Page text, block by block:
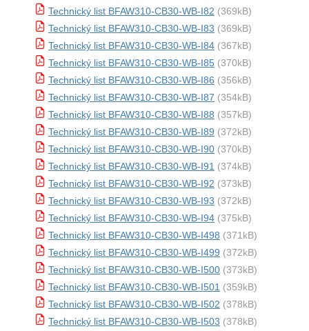
Technický list BFAW310-CB30-WB-I82 (369kB)
Technický list BFAW310-CB30-WB-I83 (369kB)
Technický list BFAW310-CB30-WB-I84 (367kB)
Technický list BFAW310-CB30-WB-I85 (370kB)
Technický list BFAW310-CB30-WB-I86 (356kB)
Technický list BFAW310-CB30-WB-I87 (354kB)
Technický list BFAW310-CB30-WB-I88 (357kB)
Technický list BFAW310-CB30-WB-I89 (372kB)
Technický list BFAW310-CB30-WB-I90 (370kB)
Technický list BFAW310-CB30-WB-I91 (374kB)
Technický list BFAW310-CB30-WB-I92 (373kB)
Technický list BFAW310-CB30-WB-I93 (372kB)
Technický list BFAW310-CB30-WB-I94 (375kB)
Technický list BFAW310-CB30-WB-I498 (371kB)
Technický list BFAW310-CB30-WB-I499 (372kB)
Technický list BFAW310-CB30-WB-I500 (373kB)
Technický list BFAW310-CB30-WB-I501 (359kB)
Technický list BFAW310-CB30-WB-I502 (378kB)
Technický list BFAW310-CB30-WB-I503 (378kB)